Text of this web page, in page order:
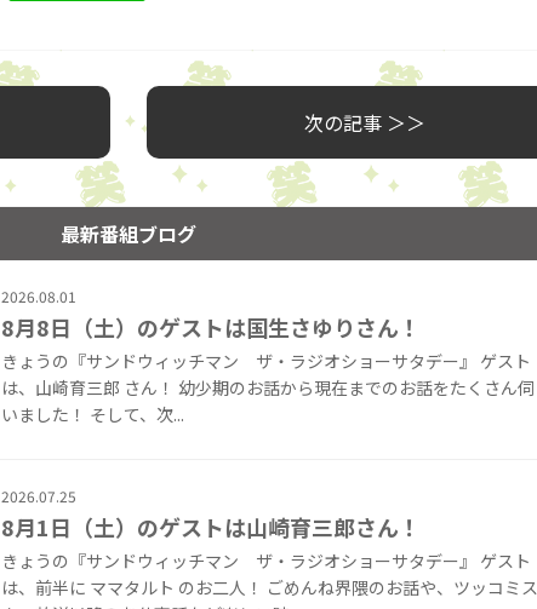
次の記事 ＞＞
最新番組ブログ
2026.08.01
8月8日（土）のゲストは国生さゆりさん！
きょうの『サンドウィッチマン ザ・ラジオショーサタデー』 ゲスト
は、山崎育三郎 さん！ 幼少期のお話から現在までのお話をたくさん伺
いました！ そして、次...
2026.07.25
8月1日（土）のゲストは山崎育三郎さん！
きょうの『サンドウィッチマン ザ・ラジオショーサタデー』 ゲスト
は、前半に ママタルト のお二人！ ごめんね界隈のお話や、ツッコミス